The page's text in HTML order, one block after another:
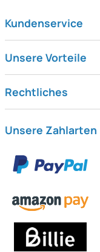
Kundenservice
Unsere Vorteile
Rechtliches
Unsere Zahlarten